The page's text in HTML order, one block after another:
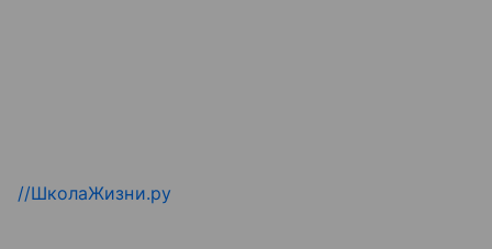
//ШколаЖизни.ру